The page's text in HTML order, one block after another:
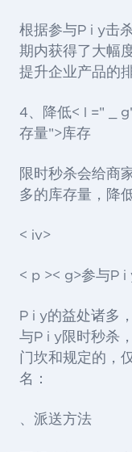
根据参与P i y击
期内获得了大幅
提升企业产品的
4、降低< l =" _
存量">库存
限时秒杀会给商
多的库存量，降
< iv>
< p >< g>参与P i
P i y的益处诸多
与P i y限时秒杀
门坎和规定的，
名：
、派送方法